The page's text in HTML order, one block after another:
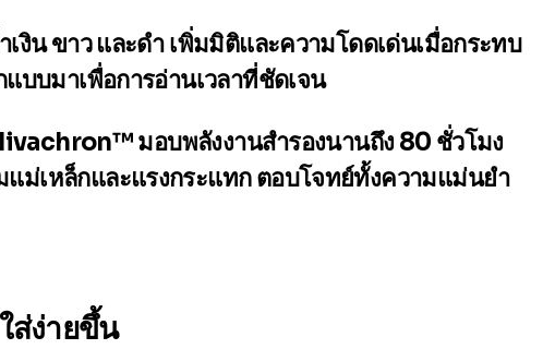
เงิน ขาว และดำ เพิ่มมิติและความโดดเด่นเมื่อกระทบ
บบมาเพื่อการอ่านเวลาที่ชัดเจน
มอบพลังงานสำรองนานถึง 80 ชั่วโมง
ม่เหล็กและแรงกระแทก ตอบโจทย์ทั้งความแม่นยำ
ส่ง่ายขึ้น